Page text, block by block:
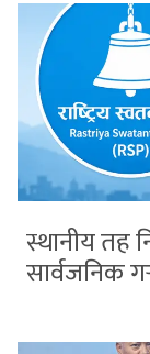
स्थानीय तह
सार्वजनिक